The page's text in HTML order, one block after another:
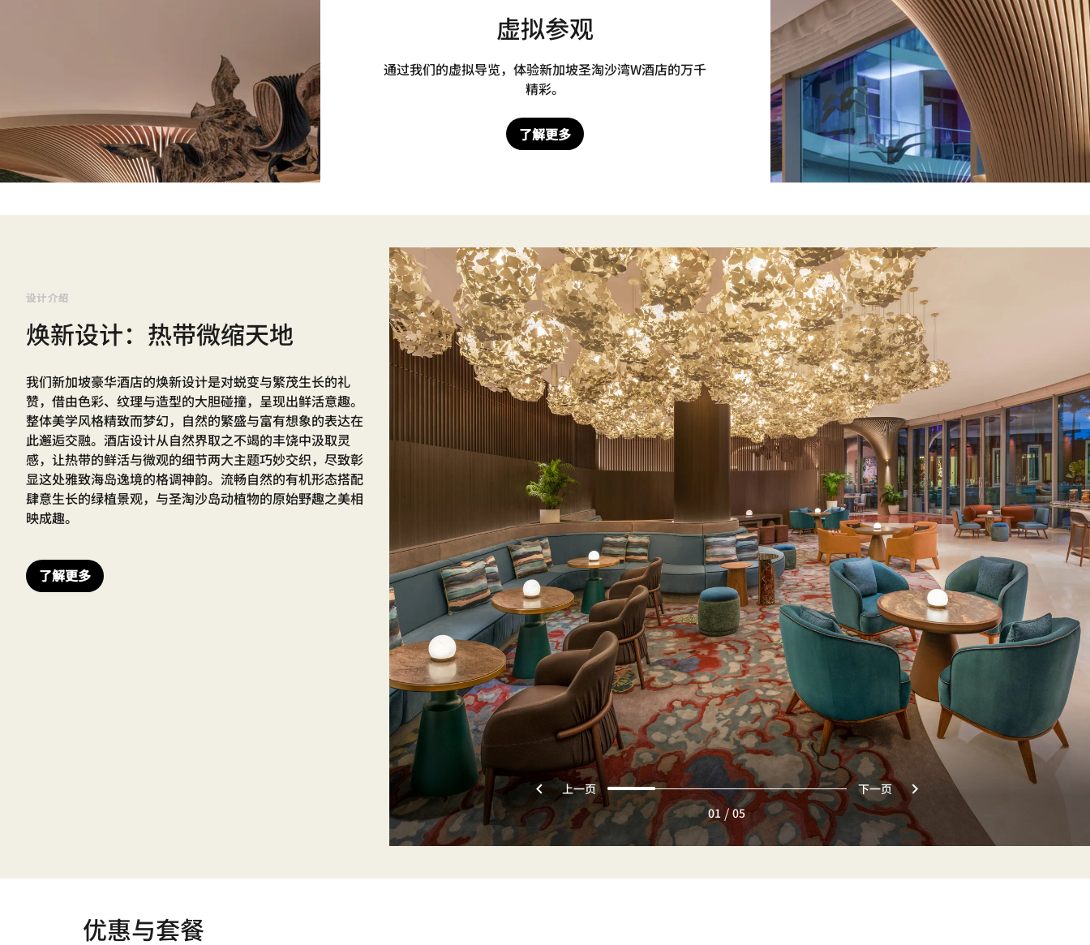
虚拟参观
通过我们的虚拟导览，体验新加坡圣淘沙湾W酒店的万千
精彩。
了解更多
设计介绍
焕新设计：热带微缩天地
我们新加坡豪华酒店的焕新设计是对蜕变与繁茂生长的礼
赞，借由色彩、纹理与造型的大胆碰撞，呈现出鲜活意趣。
整体美学风格精致而梦幻，自然的繁盛与富有想象的表达在
此邂逅交融。酒店设计从自然界取之不竭的丰饶中汲取灵
感，让热带的鲜活与微观的细节两大主题巧妙交织，尽致彰
显这处雅致海岛逸境的格调神韵。流畅自然的有机形态搭配
肆意生长的绿植景观，与圣淘沙岛动植物的原始野趣之美相
映成趣。
了解更多
上一页
下一页
01 / 05
优惠与套餐